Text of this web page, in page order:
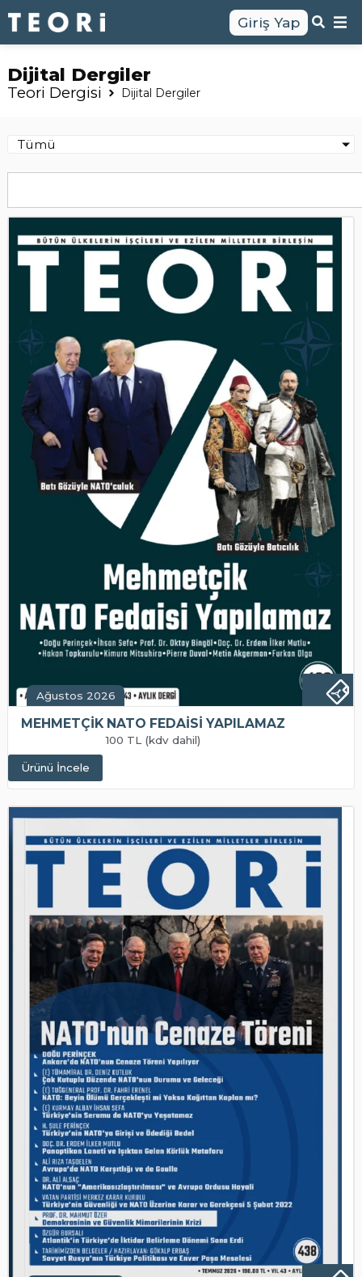
Giriş Yap
Dijital Dergiler
Teori Dergisi Dijital Dergiler
Tümü
Ağustos 2026
MEHMETÇİK NATO FEDAİSİ YAPILAMAZ
100 TL (kdv dahil)
Ürünü İncele